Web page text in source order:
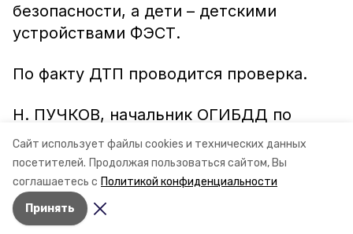
Сайт использует файлы cookies и технических данных
посетителей. Продолжая пользоваться сайтом, Вы
соглашаетесь с Политикой конфиденциальности
Принять
безопасности, а дети – детскими
устройствами ФЭСТ.
По факту ДТП проводится проверка.
Н. ПУЧКОВ, начальник ОГИБДД по
Ипатовскому району.